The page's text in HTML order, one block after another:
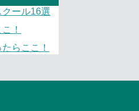
クール16選
！
らここ！